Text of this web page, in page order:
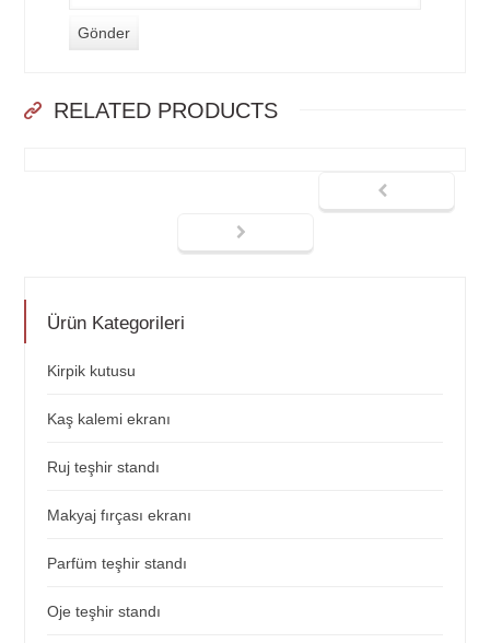
RELATED PRODUCTS
Ürün Kategorileri
Kirpik kutusu
Kaş kalemi ekranı
Ruj teşhir standı
Makyaj fırçası ekranı
Parfüm teşhir standı
Oje teşhir standı